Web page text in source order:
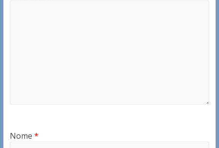
Nome *